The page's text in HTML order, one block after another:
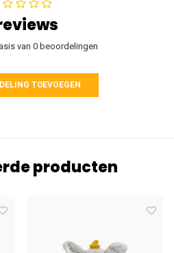
van 0 beoordelingen
TOEVOEGEN
producten